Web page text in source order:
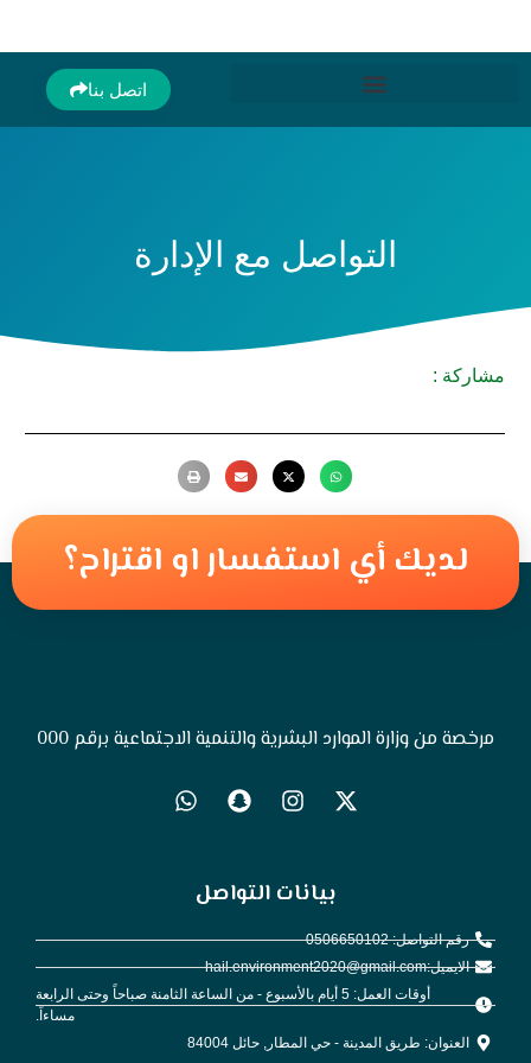
اتصل بنا
التواصل مع الإدارة
مشاركة :
لديك أي استفسار او اقتراح؟
مرخصة من وزارة الموارد البشرية والتنمية الاجتماعية برقم 000
بيانات التواصل
رقم التواصل: 0506650102
الايميل:hail.environment2020@gmail.com
أوقات العمل: 5 أيام بالأسبوع - من الساعة الثامنة صباحاً وحتى الرابعة
مساءاً.
العنوان: طريق المدينة - حي المطار, حائل 84004